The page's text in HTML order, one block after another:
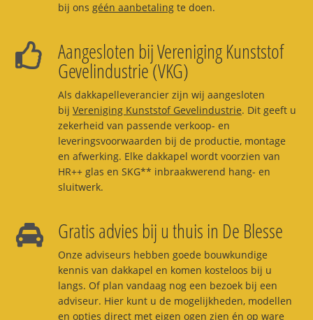
bij ons géén aanbetalingte doen.
Aangesloten bij Vereniging Kunststof
Gevelindustrie (VKG)
Als dakkapelleverancier zijn wij aangesloten
bij Vereniging Kunststof Gevelindustrie. Dit geeft u
zekerheid van passende verkoop- en
leveringsvoorwaarden bij de productie, montage
en afwerking. Elke dakkapel wordt voorzien van
HR++ glas en SKG** inbraakwerend hang- en
sluitwerk.
Gratis advies bij u thuis in De Blesse
Onze adviseurs hebben goede bouwkundige
kennis van dakkapel en komen kosteloos bij u
langs. Of plan vandaag nog een bezoek bij een
adviseur. Hier kunt u de mogelijkheden, modellen
en opties direct met eigen ogen zien én op ware